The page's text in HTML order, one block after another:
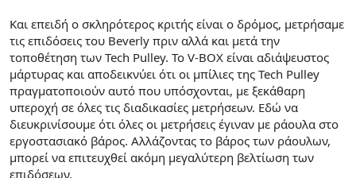
Και επειδή ο σκληρότερος κριτής είναι ο δρόμος, μετρήσαμε
τις επιδόσεις του Beverly πριν αλλά και μετά την
τοποθέτηση των Tech Pulley. To V-BOX είναι αδιάψευστος
μάρτυρας και αποδεικνύει ότι οι μπίλιες της Tech Pulley
πραγματοποιούν αυτό που υπόσχονται, με ξεκάθαρη
υπεροχή σε όλες τις διαδικασίες μετρήσεων. Εδώ να
διευκρινίσουμε ότι όλες οι μετρήσεις έγιναν με ράουλα στο
εργοστασιακό βάρος. Αλλάζοντας το βάρος των ράουλων,
μπορεί να επιτευχθεί ακόμη μεγαλύτερη βελτίωση των
επιδόσεων.